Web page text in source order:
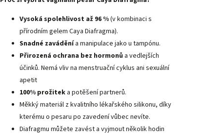
Vysoká spolehlivost až 96 %(v kombinaci s
přírodním gelem Caya Diafragma).
Snadné zavádění a manipulace jako u tampónu.
Přirozená ochrana bez hormonů a vedlejších
účinků. Nemá vliv na menstruační cyklus ani sexuální
apetit
100% prožitek a potěšení partnerů.
Měkký materiál z kvalitního lékařského silikonu, díky
kterému o pesaru po zavedení vůbec nevíte.
Diafragmu můžete zavést a vyjmout několik hodin